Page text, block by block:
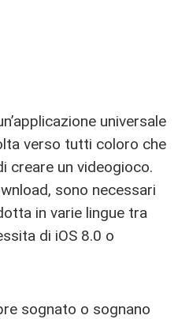
universale
verso tutti coloro che
creare un videogioco.
sono necessari
in varie lingue tra
di iOS 8.0 o
sognato o sognano